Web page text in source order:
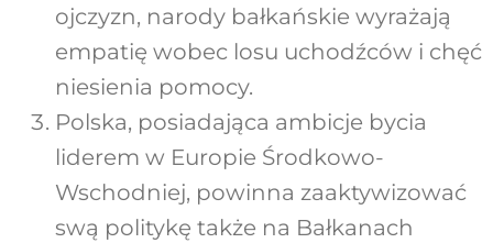
ojczyzn, narody bałkańskie wyrażają
empatię wobec losu uchodźców i chęć
niesienia pomocy.
Polska, posiadająca ambicje bycia
liderem w Europie Środkowo-
Wschodniej, powinna zaaktywizować
swą politykę także na Bałkanach